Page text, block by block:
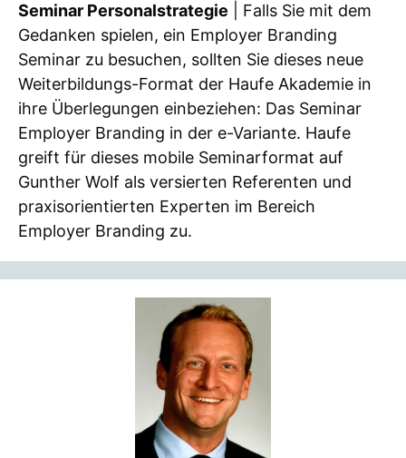
Seminar Personalstrategie | Falls Sie mit dem
Gedanken spielen, ein Employer Branding
Seminar zu besuchen, sollten Sie dieses neue
Weiterbildungs-Format der Haufe Akademie in
ihre Überlegungen einbeziehen: Das Seminar
Employer Branding in der e-Variante. Haufe
greift für dieses mobile Seminarformat auf
Gunther Wolf als versierten Referenten und
praxisorientierten Experten im Bereich
Employer Branding zu.